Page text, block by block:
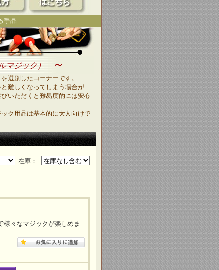
手品
マジック） ～
選別したコーナーです。
難しくなってしまう場合が
いただくと難易度的には安心
ク用品は基本的に大人向けで
在庫：
々なマジックが楽しめま